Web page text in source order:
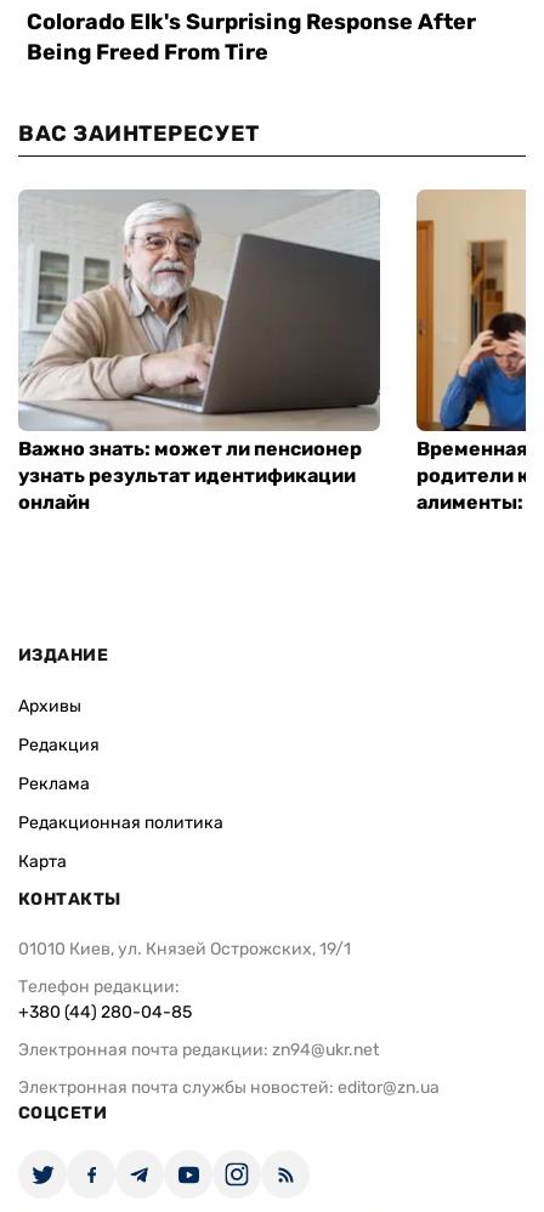
ВАС ЗАИНТЕРЕСУЕТ
Важно знать: может ли пенсионер
узнать результат идентификации
онлайн
Временная
родители
алименты:
ИЗДАНИЕ
Архивы
Редакция
Реклама
Редакционная политика
Карта
КОНТАКТЫ
01010 Киев, ул. Князей Острожских, 19/1
Телефон редакции:
+380 (44) 280-04-85
Электронная почта редакции: zn94@ukr.net
Электронная почта службы новостей: editor@zn.ua
СОЦСЕТИ